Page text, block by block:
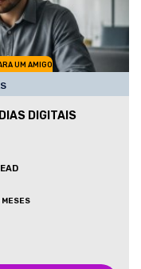
UM AMIGO
DIGITAIS
MESES